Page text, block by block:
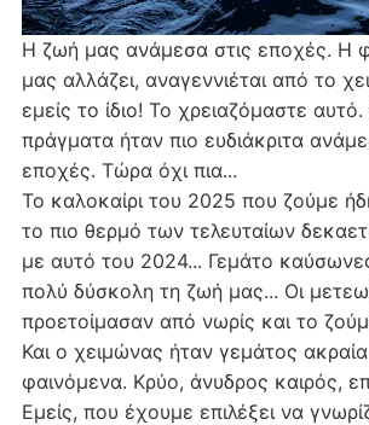
Η ζωή μας ανάμεσα στις εποχές. Η
μας αλλάζει, αναγεννιέται από το
εμείς το ίδιο! Το χρειαζόμαστε
πράγματα ήταν πιο ευδιάκριτα
εποχές. Τώρα όχι πια...
Το καλοκαίρι του 2025 που ζούμε
το πιο θερμό των τελευταίων
με αυτό του 2024... Γεμάτο
πολύ δύσκολη τη ζωή μας... Οι
προετοίμασαν από νωρίς και το
Και ο χειμώνας ήταν γεμάτος ακραία
φαινόμενα. Κρύο, άνυδρος καιρός,
Εμείς, που έχουμε επιλέξει να